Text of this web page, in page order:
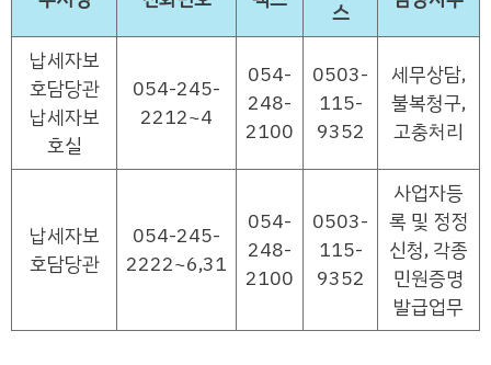
스
납세자보
호담당관
납세자보
호실
054-245-
2212~4
054-
248-
2100
0503-
115-
9352
세무상담,
불복청구,
고충처리
납세자보
호담당관
054-245-
2222~6,31
054-
248-
2100
0503-
115-
9352
사업자등
록 및 정정
신청, 각종
민원증명
발급업무